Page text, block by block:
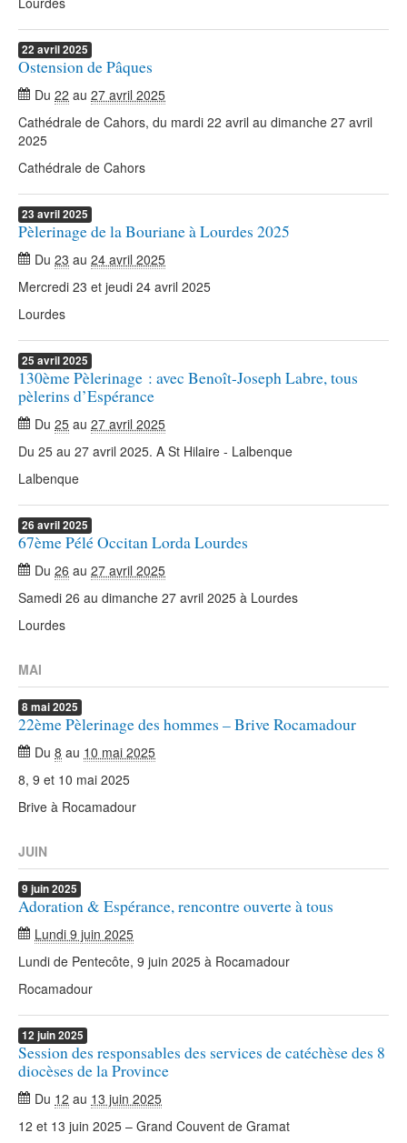
22 avril2025
Ostension de Pâques
Du 22 au 27 avril 2025
Cathédrale de Cahors, du mardi 22 avril au dimanche 27 avril
2025
Cathédrale de Cahors
23 avril2025
Pèlerinage de la Bouriane à Lourdes 2025
Du 23 au 24 avril 2025
Mercredi 23 et jeudi 24 avril 2025
Lourdes
25 avril2025
130ème Pèlerinage : avec Benoît-Joseph Labre, tous
pèlerins d’Espérance
Du 25 au 27 avril 2025
Du 25 au 27 avril 2025. A St Hilaire - Lalbenque
Lalbenque
26 avril2025
67ème Pélé Occitan Lorda Lourdes
Du 26 au 27 avril 2025
Samedi 26 au dimanche 27 avril 2025 à Lourdes
Lourdes
MAI
8mai2025
22ème Pèlerinage des hommes – Brive Rocamadour
Du 8 au 10 mai 2025
8, 9 et 10 mai 2025
Brive à Rocamadour
JUIN
9 juin2025
Adoration & Espérance, rencontre ouverte à tous
Lundi 9 juin 2025
Lundi de Pentecôte, 9 juin 2025 à Rocamadour
Rocamadour
12 juin2025
Session des responsables des services de catéchèse des 8
diocèses de la Province
Du 12 au 13 juin 2025
12 et 13 juin 2025 – Grand Couvent de Gramat